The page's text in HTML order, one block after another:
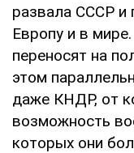
развала СССР и
Европу и в
переносят на
этом
даже КНДР, от
возможность
которых они